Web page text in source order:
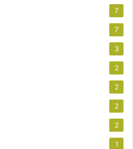
7
7
3
2
2
2
2
1